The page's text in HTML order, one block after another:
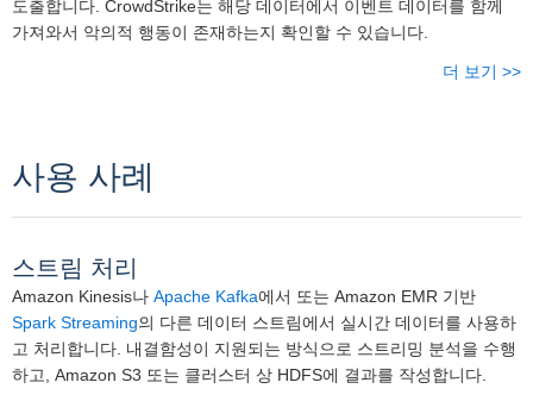
도출합니다. CrowdStrike는 해당 데이터에서 이벤트 데이터를 함께
가져와서 악의적 행동이 존재하는지 확인할 수 있습니다.
더 보기 >>
사용 사례
스트림 처리
Amazon Kinesis나 Apache Kafka에서 또는 Amazon EMR 기반
Spark Streaming의 다른 데이터 스트림에서 실시간 데이터를 사용하
고 처리합니다. 내결함성이 지원되는 방식으로 스트리밍 분석을 수행
하고, Amazon S3 또는 클러스터 상 HDFS에 결과를 작성합니다.